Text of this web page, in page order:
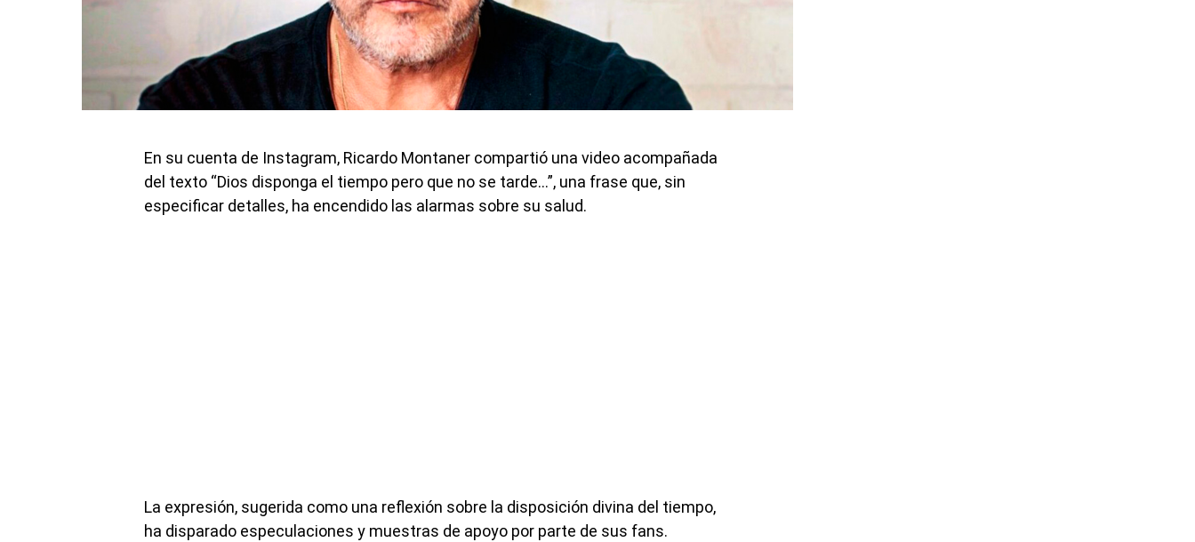
En su cuenta de Instagram, Ricardo Montaner compartió una video acompañada
del texto “Dios disponga el tiempo pero que no se tarde…”, una frase que, sin
especificar detalles, ha encendido las alarmas sobre su salud.
La expresión, sugerida como una reflexión sobre la disposición divina del tiempo,
ha disparado especulaciones y muestras de apoyo por parte de sus fans.